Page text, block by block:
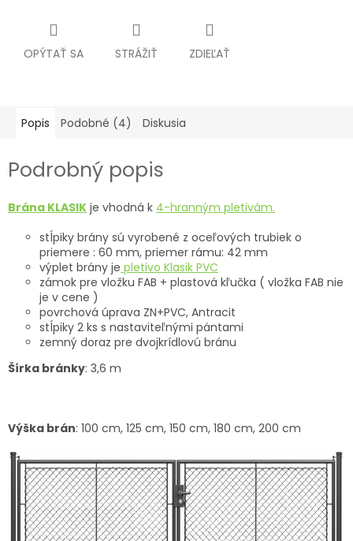
OPÝTAŤ SA STRÁŽIŤ ZDIEĽAŤ
Popis Podobné (4) Diskusia
Podrobný popis
Brána KLASIK je vhodná k 4-hranným pletivám.
stĺpiky brány sú vyrobené z oceľových trubiek o
priemere : 60 mm, priemer rámu: 42 mm
výplet brány je pletivo Klasik PVC
zámok pre vložku FAB + plastová kľučka ( vložka FAB nie
je v cene )
povrchová úprava ZN+PVC, Antracit
stĺpiky 2 ks s nastaviteľnými pántami
zemný doraz pre dvojkrídlovú bránu
Šírka bránky: 3,6 m
Výška brán: 100 cm, 125 cm, 150 cm, 180 cm, 200 cm